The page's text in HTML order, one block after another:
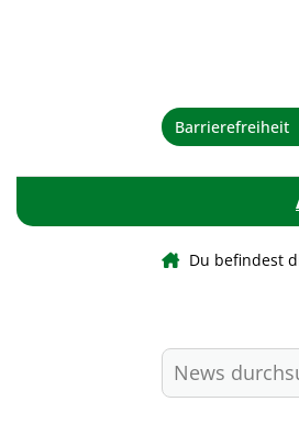
Barrierefreiheit
Du befindest